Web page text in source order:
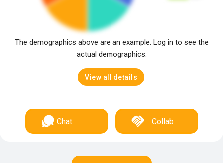
The demographics above are an example. Log in to see the
actual demographics.
View all details
Chat Collab